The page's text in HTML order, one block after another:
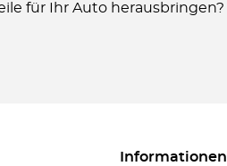
für Ihr Auto herausbringen?
Informationen